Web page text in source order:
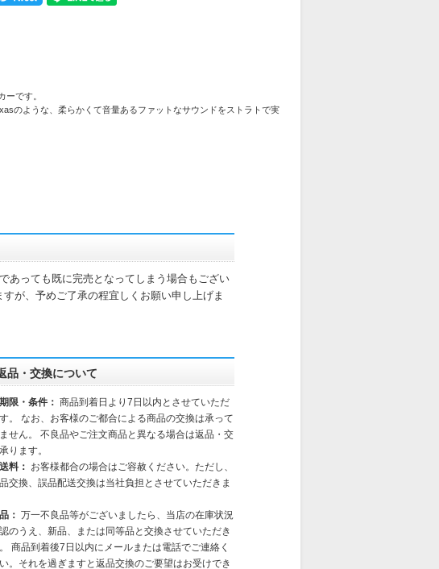
ーです。
のような、柔らかくて音量あるファットなサウンドをストラトで実
あっても既に完売となってしまう場合もござい
が、予めご了承の程宜しくお願い申し上げま
品・交換について
限・条件： 商品到着日より7日以内とさせていただ
。 なお、お客様のご都合による商品の交換は承って
せん。 不良品やご注文商品と異なる場合は返品・交
ります。
料： お客様都合の場合はご容赦ください。ただし、
交換、誤品配送交換は当社負担とさせていただきま
： 万一不良品等がございましたら、当店の在庫状況
のうえ、新品、または同等品と交換させていただき
商品到着後7日以内にメールまたは電話でご連絡く
。それを過ぎますと返品交換のご要望はお受けでき